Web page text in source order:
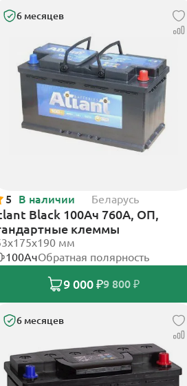
6 месяцев
5 В наличии Беларусь
Black 100Ач 760А, ОП,
клеммы
мм
100АчОбратная полярность
9 000 ₽9 800 ₽
6 месяцев